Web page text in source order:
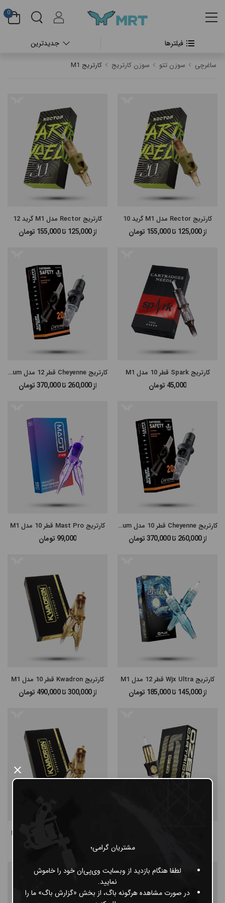
مشتریان گرامی؛
لطفا هنگام بازدید از وبسایت وی‌پی‌ان خود را خاموش
نمایید.
در صورت مشاهده هرگونه باگ، از بخش «گزارش باگ» ما را
×
#بدون دسته بندی
#پن شارژی HEX
#پن شارژی RECTOR
#سایر پن‌های شارژی
0
ساغرچی سوزن تتو سوزن کارتریج کارتریج M1
فیلترها جدیدترین
کارتریج Rector مدل M1 گرید 10
از 125,000 تا 155,000 تومان
کارتریج Rector مدل M1 گرید 12
از 125,000 تا 155,000 تومان
کارتریج Spark قطر 10 مدل M1
45,000 تومان
کارتریج Cheyenne قطر 12 مدل Magnum
از 260,000 تا 370,000 تومان
کارتریج Cheyenne قطر 10 مدل Magnum
از 260,000 تا 370,000 تومان
کارتریج Mast Pro قطر 10 مدل M1
99,000 تومان
کارتریج Wjx Ultra قطر 12 مدل M1
از 145,000 تا 185,000 تومان
کارتریج Kwadron قطر 10 مدل M1
از 300,000 تا 490,000 تومان
300,000 تومان